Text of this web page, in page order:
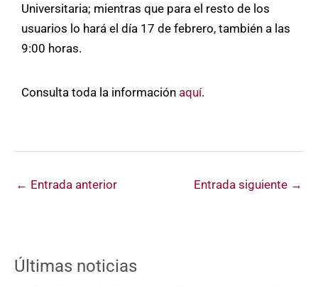
Universitaria; mientras que para el resto de los
usuarios lo hará el día 17 de febrero, también a las
9:00 horas.
Consulta toda la información aquí.
← Entrada anterior Entrada siguiente →
Últimas noticias